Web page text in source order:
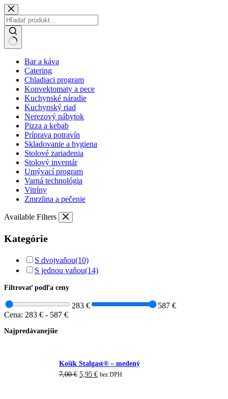
Bar a káva
Catering
Chladiaci program
Konvektomaty a pece
Kuchynské náradie
Kuchynský riad
Nerezový nábytok
Pizza a kebab
Príprava potravín
Skladovanie a hygiena
Stolové zariadenia
Stolový inventár
Umývací program
Varná technológia
Vitríny
Zmrzlina a pečenie
Available Filters
Kategórie
S dvojvaňou(10)
S jednou vaňou(14)
Filtrovať podľa ceny
283 €
587 €
Cena: 283 € - 587 €
Najpredávanejšie
Košík Stalgast® – medený
7,00€ 5,95 € bez DPH